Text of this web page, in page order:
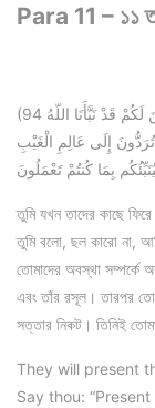
Para 11 – ১১
(94 يَعْتَذِرُونَ إِلَيْكُمْ إِذَا رَجَعْتُمْ إِلَيْهِمْ قُل لاَّ تَعْتَذِرُواْ لَن نُّؤْمِنَ لَكُمْ قَدْ نَبَّأَنَا اللّهُ
إِلَى عَالِمِ الْغَيْبِ
بِمَا كُنتُمْ تَعْمَلُونَ
তুমি যখন তাদের কাছে
তুমি বলো, ছল কারো না,
তোমাদের অবস্থা
এবং তাঁর রসূল। তারপর
সত্তার নিকট। তিনিই
They will present
Say thou: